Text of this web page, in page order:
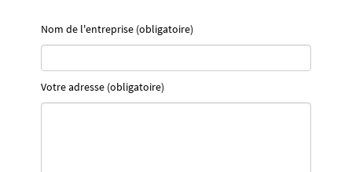
Nom de l'entreprise (obligatoire)
Votre adresse (obligatoire)